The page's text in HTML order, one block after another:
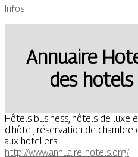
Infos
Annuaire
des hotels
Hôtels business, hôtels de luxe
d'hôtel, réservation de chambre
aux hoteliers
http://www.annuaire-hotels.org/